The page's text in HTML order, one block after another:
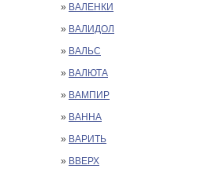
» ВАЛЕНКИ
» ВАЛИДОЛ
» ВАЛЬС
» ВАЛЮТА
» ВАМПИР
» ВАННА
» ВАРИТЬ
» ВВЕРХ